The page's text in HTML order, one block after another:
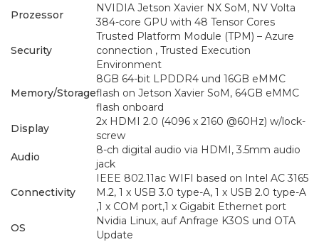
Prozessor
NVIDIA Jetson Xavier NX SoM, NV Volta
384-core GPU with 48 Tensor Cores
Security
Trusted Platform Module (TPM) – Azure
connection , Trusted Execution
Environment
Memory/Storage
8GB 64-bit LPDDR4 und 16GB eMMC
flash on Jetson Xavier SoM, 64GB eMMC
flash onboard
Display
2x HDMI 2.0 (4096 x 2160 @60Hz) w/lock-
screw
Audio
8-ch digital audio via HDMI, 3.5mm audio
jack
Connectivity
IEEE 802.11ac WIFI based on Intel AC 3165
M.2, 1 x USB 3.0 type-A, 1 x USB 2.0 type-A
,1 x COM port,1 x Gigabit Ethernet port
OS
Nvidia Linux, auf Anfrage K3OS und OTA
Update